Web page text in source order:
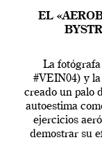
EL
La
#VEIN04) y
creado un palo
autoestima
ejercicios
demostrar su